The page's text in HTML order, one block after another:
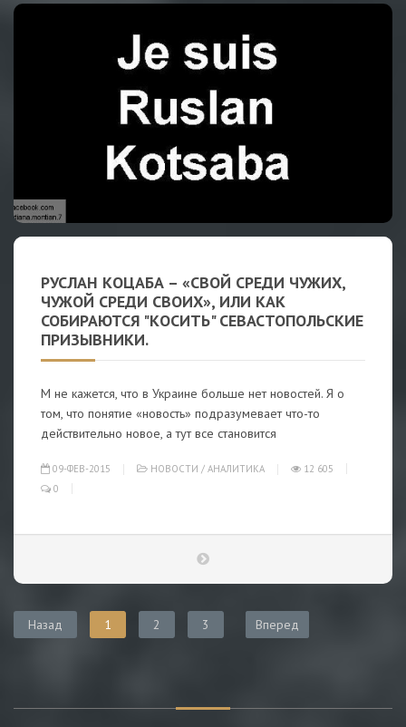
РУСЛАН КОЦАБА – «СВОЙ СРЕДИ ЧУЖИХ,
ЧУЖОЙ СРЕДИ СВОИХ», ИЛИ КАК
СОБИРАЮТСЯ "КОСИТЬ" СЕВАСТОПОЛЬСКИЕ
ПРИЗЫВНИКИ.
М не кажется, что в Украине больше нет новостей. Я о
том, что понятие «новость» подразумевает что-то
действительно новое, а тут все становится
09-ФЕВ-2015 НОВОСТИ / АНАЛИТИКА
12 605
0
Назад 1 2 3 Вперед